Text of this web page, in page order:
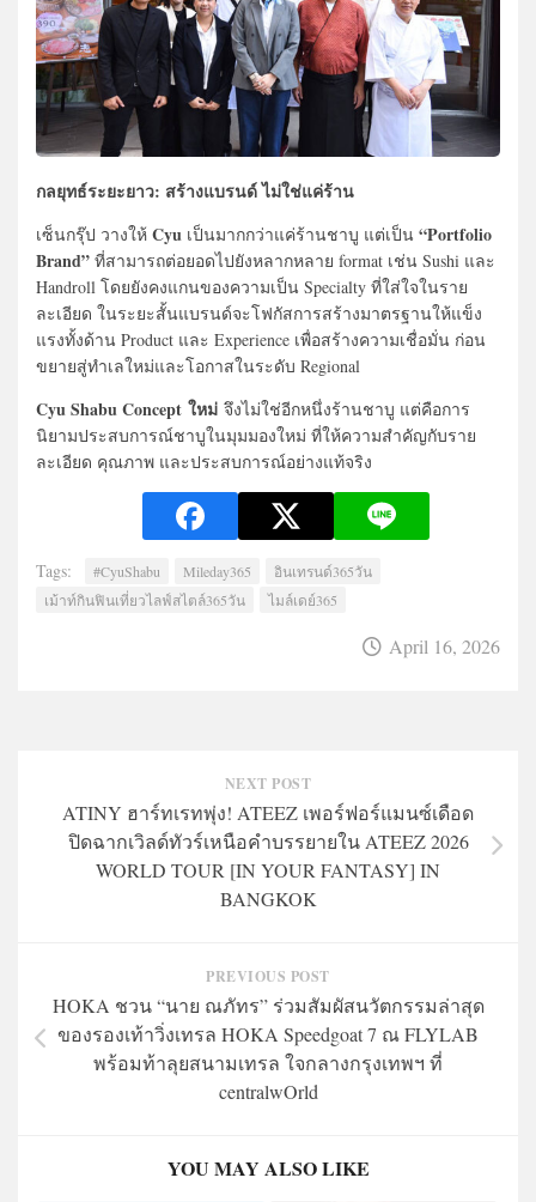
กลยุทธ์ระยะยาว: สร้างแบรนด์ ไม่ใช่แค่ร้าน
เซ็นกรุ๊ป วางให้ Cyu เป็นมากกว่าแค่ร้านชาบู แต่เป็น “Portfolio
Brand” ที่สามารถต่อยอดไปยังหลากหลาย format เช่น Sushi และ
Handroll โดยยังคงแกนของความเป็น Specialty ที่ใส่ใจในราย
ละเอียด ในระยะสั้นแบรนด์จะโฟกัสการสร้างมาตรฐานให้แข็ง
แรงทั้งด้าน Product และ Experience เพื่อสร้างความเชื่อมั่น ก่อน
ขยายสู่ทำเลใหม่และโอกาสในระดับ Regional
Cyu Shabu Concept ใหม่ จึงไม่ใช่อีกหนึ่งร้านชาบู แต่คือการ
นิยามประสบการณ์ชาบูในมุมมองใหม่ ที่ให้ความสำคัญกับราย
ละเอียด คุณภาพ และประสบการณ์อย่างแท้จริง
Tags: #CyuShabu Mileday365
อินเทรนด์365วัน
เม้าท์กินฟินเที่ยวไลฟ์สไตล์365วัน
ไมล์เดย์365
April 16, 2026
NEXT POST
ATINY ฮาร์ทเรทพุ่ง! ATEEZ เพอร์ฟอร์แมนซ์เดือด
ปิดฉากเวิลด์ทัวร์เหนือคำบรรยายใน ATEEZ 2026
WORLD TOUR [IN YOUR FANTASY] IN
BANGKOK
PREVIOUS POST
HOKA ชวน “นาย ณภัทร” ร่วมสัมผัสนวัตกรรมล่าสุด
ของรองเท้าวิ่งเทรล HOKA Speedgoat 7 ณ FLYLAB
พร้อมท้าลุยสนามเทรล ใจกลางกรุงเทพฯ ที่
centralwOrld
YOU MAY ALSO LIKE